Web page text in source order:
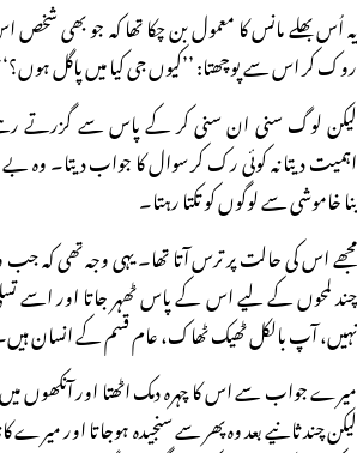
یہ اُس بھلے مانس کا معمول بن چکا تھا کہ جو بھی
روک کر اس سے پوچھتا: ’’کیوں جی کیا میں پاگل
لیکن لوگ سنی ان سنی کر کے پاس سے گزرتے
اہمیت دیتا نہ کوئی رک کر سوال کا جواب دیتا۔ وہ
بنا خاموشی سے لوگوں کو تکتا رہتا۔
مجھے اس کی حالت پر ترس آتا تھا۔ یہی وجہ تھی کہ جب
چند لمحوں کے لیے اس کے پاس ٹھہر جاتا اور اسے
نہیں، آپ بالکل ٹھیک ٹھاک، عام قسم کے انسان
میرے جواب سے اس کا چہرہ دمک اٹھتا اور آنکھوں
لیکن چند ثانیے بعد وہ پھر سے سنجیدہ ہوجاتا اور